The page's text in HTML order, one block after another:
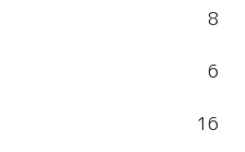
8
6
16